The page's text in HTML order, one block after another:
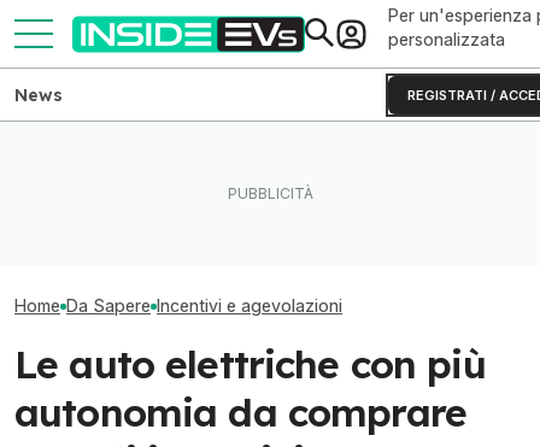
Per un'esperienza
personalizzata
REGISTRATI /
News
Home Da Sapere Incentivi e agevolazioni
Le auto elettriche con più
autonomia da comprare